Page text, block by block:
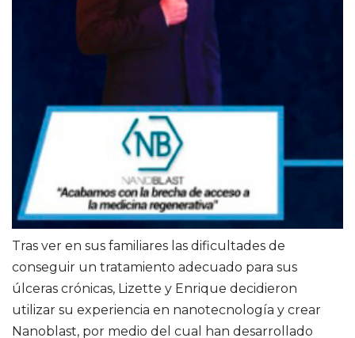
Tras ver en sus familiares las dificultades de
conseguir un tratamiento adecuado para sus
úlceras crónicas, Lizette y Enrique decidieron
utilizar su experiencia en nanotecnología y crear
Nanoblast, por medio del cual han desarrollado